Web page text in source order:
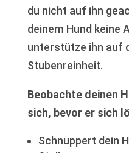
du nicht auf ihn
deinem Hund keine
unterstütze ihn auf
Stubenreinheit.
Beobachte deinen
sich, bevor er sich
Schnuppert dein